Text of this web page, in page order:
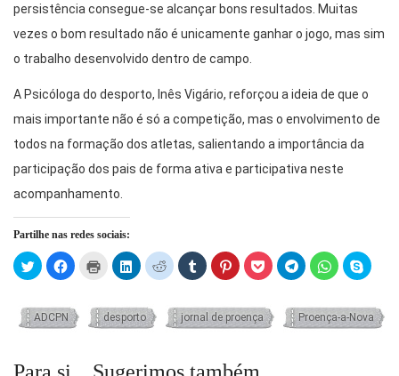
persistência consegue-se alcançar bons resultados. Muitas
vezes o bom resultado não é unicamente ganhar o jogo, mas sim
o trabalho desenvolvido dentro de campo.
A Psicóloga do desporto, Inês Vigário, reforçou a ideia de que o
mais importante não é só a competição, mas o envolvimento de
todos na formação dos atletas, salientando a importância da
participação dos pais de forma ativa e participativa neste
acompanhamento.
Partilhe nas redes sociais:
Click
to
share
Twitter
(Opens
in
Click
to
Facebook
(Opens
in
Click
print
in
new
window)
Click
to
share
LinkedIn
(Opens
in
Click
to
share
Reddit
(Opens
in
Click
to
share
Tumblr
(Opens
in
Click
to
share
Pinterest
(Opens
in
Click
to
share
Pocket
(Opens
in
Click
to
share
Telegram
(Opens
in
Click
to
share
WhatsApp
(Opens
in
Click
to
Skype
in
ADCPN desporto jornal de proença Proença-a-Nova